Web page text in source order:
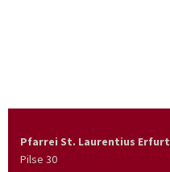
Pfarrei St. Laurentius Erfurt
Pilse 30